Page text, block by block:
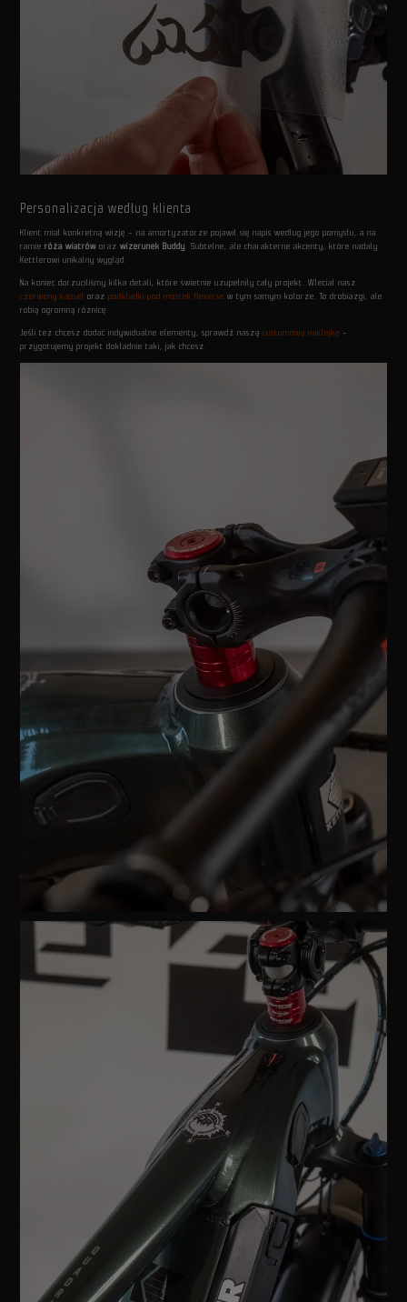
Personalizacja według klienta
Klient miał konkretną wizję – na amortyzatorze pojawił się napis według jego pomysłu, a na
ramieróża wiatrów orazwizerunek Buddy
. Subtelne, ale charakterne akcenty, które nadały
Kettlerowi unikalny wygląd.
Na koniec dorzuciliśmy kilka detali, które świetnie uzupełniły cały projekt. Wleciał nasz
czerwony kapselorazpodkładki pod mostek Reverse w tym samym kolorze. To drobiazgi, ale
robią ogromną różnicę.
Jeśli też chcesz dodać indywidualne elementy, sprawdź naszącustomową naklejkę –
przygotujemy projekt dokładnie taki, jak chcesz.